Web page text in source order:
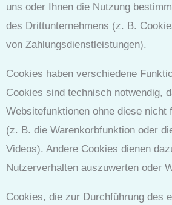
uns oder Ihnen die Nutzung
des Drittunternehmens (z. B.
von Zahlungsdienstleistungen).
Cookies haben verschiedene
Cookies sind technisch notwendig,
Websitefunktionen ohne diese nicht
(z. B. die Warenkorbfunktion oder
Videos). Andere Cookies dienen
Nutzerverhalten auszuwerten oder
Cookies, die zur Durchführung des